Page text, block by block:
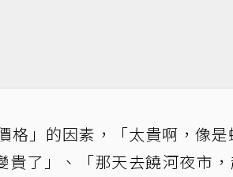
格」的因素，「太貴啊，像
貴了」、「那天去饒河夜市